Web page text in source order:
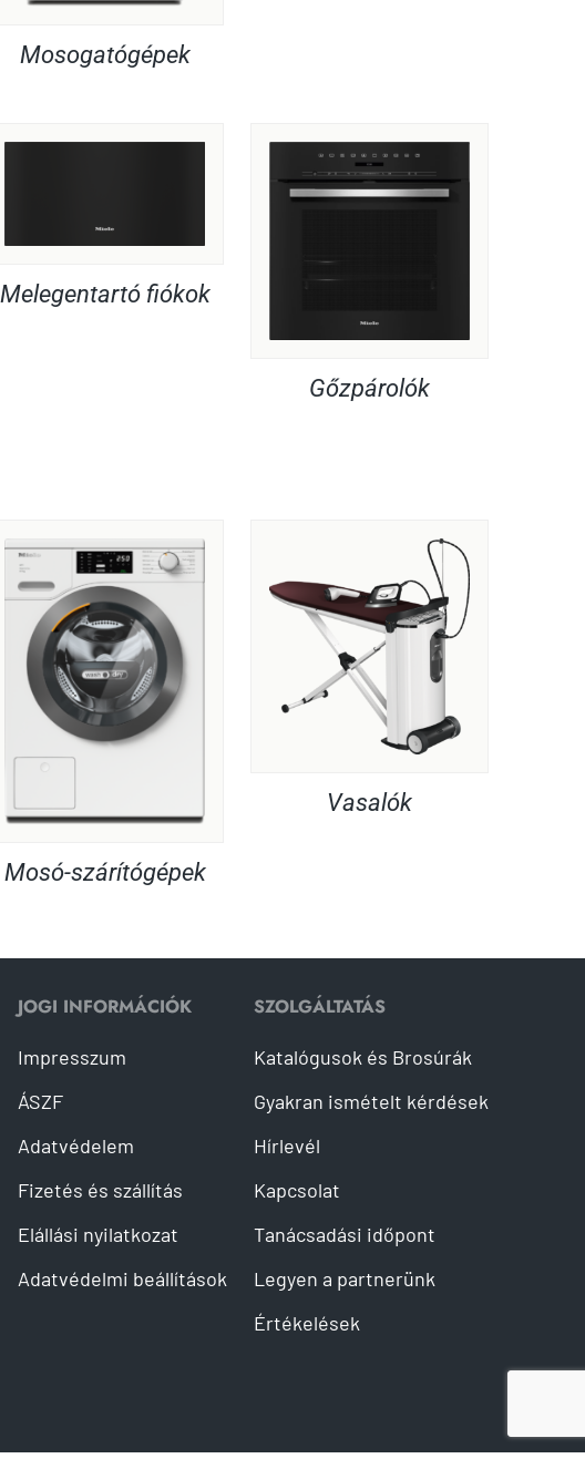
Mosogatógépek
Melegentartó fiókok
Gőzpárolók
Mosó-szárítógépek
Vasalók
JOGI INFORMÁCIÓK
Impresszum
ÁSZF
Adatvédelem
Fizetés és szállítás
Elállási nyilatkozat
Adatvédelmi beállítások
SZOLGÁLTATÁS
Katalógusok és Brosúrák
Gyakran ismételt kérdések
Hírlevél
Kapcsolat
Tanácsadási időpont
Legyen a partnerünk
Értékelések